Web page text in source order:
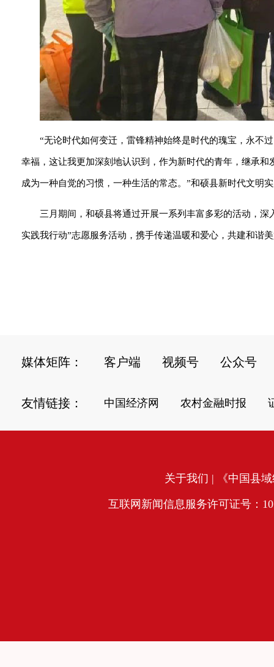
“无论时代如何变迁，雷锋精神始终是时代的瑰宝，永不
幸福，这让我更加深刻地认识到，作为新时代的青年，继承
成为一种自觉的习惯，一种生活的常态。”和硕县新时代文明
三月期间，和硕县将通过开展一系列丰富多彩的活动，
实践我行动”志愿服务活动，携手传递温暖和爱心，共建和谐
媒体矩阵： 客户端 视频号 公众号
友情链接： 中国经济网 农村金融时报
关于我们 | 《中国县
互联网新闻信息服务许可证号：